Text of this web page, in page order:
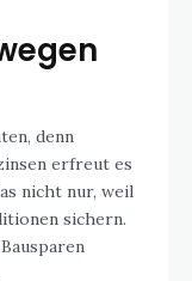
denn
erfreut es
nicht nur, weil
sichern.